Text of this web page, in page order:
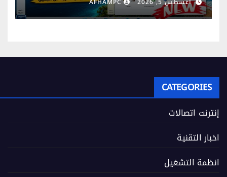
CATEGORIES
إنترنت اتصالات
اخبار التقنية
انظمة التشغيل